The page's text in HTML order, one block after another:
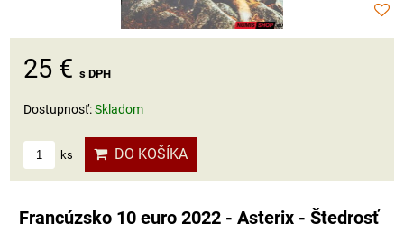
25 € s DPH
Dostupnosť:Skladom
ks DO KOŠÍKA
Francúzsko 10 euro 2022 - Asterix - Štedrosť